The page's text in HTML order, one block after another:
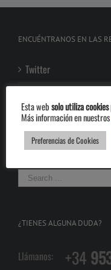
ENCUÉNTRANOS EN LAS
Twitter
BUSCA EN LA WEB
¿TIENES ALGUNA DUDA?
Llámanos: +34
Esta websolo utiliza
Más información en nuestros
Preferencias de Cookies